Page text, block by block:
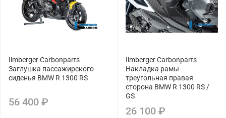
Ilmberger Carbonparts
Заглушка пассажирского
сиденья BMW R 1300 RS
56 400 ₽
Ilmberger Carbonparts
Накладка рамы
треугольная правая
сторона BMW R 1300 RS /
GS
26 100 ₽